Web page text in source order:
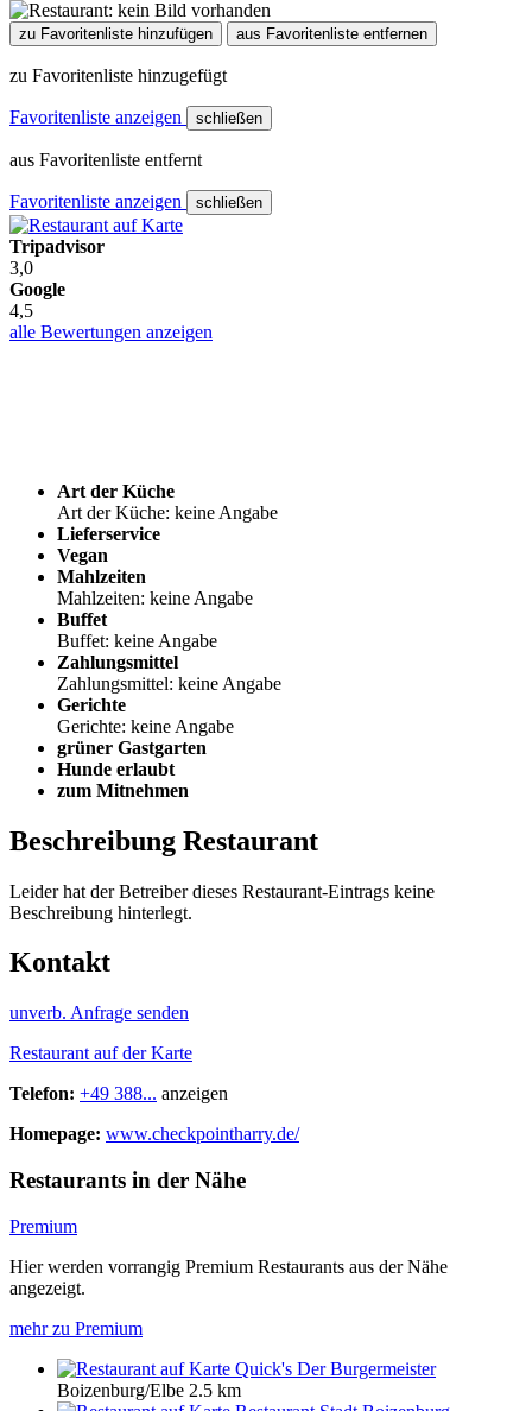
zu Favoritenliste hinzufügen aus Favoritenliste entfernen
zu Favoritenliste hinzugefügt
Favoritenliste anzeigen schließen
aus Favoritenliste entfernt
Favoritenliste anzeigen schließen
Tripadvisor
3,0
Google
4,5
alle Bewertungen anzeigen
Art der Küche
Art der Küche: keine Angabe
Lieferservice
Vegan
Mahlzeiten
Mahlzeiten: keine Angabe
Buffet
Buffet: keine Angabe
Zahlungsmittel
Zahlungsmittel: keine Angabe
Gerichte
Gerichte: keine Angabe
grüner Gastgarten
Hunde erlaubt
zum Mitnehmen
Beschreibung Restaurant
Leider hat der Betreiber dieses Restaurant-Eintrags keine
Beschreibung hinterlegt.
Kontakt
unverb. Anfrage senden
Restaurant auf der Karte
Telefon: +49 388... anzeigen
Homepage: www.checkpointharry.de/
Restaurants in der Nähe
Premium
Hier werden vorrangig Premium Restaurants aus der Nähe
angezeigt.
mehr zu Premium
Quick's Der Burgermeister
Boizenburg/Elbe 2.5 km